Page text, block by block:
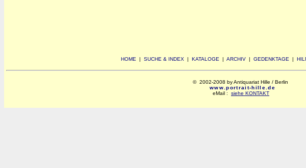
HOME | SUCHE & INDEX | KATALOGE | ARCHIV| GEDENKTAGE |
© 2002-2008 by Antiquariat Hille / Berlin
www.portrait-hille.de
eMail : siehe KONTAKT